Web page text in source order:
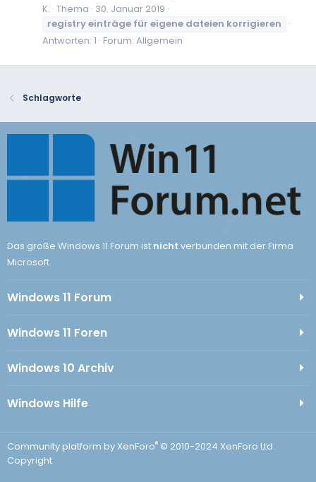
K. Thema 30. Januar 2019
registryeinträge für eigene dateien korrigieren
Antworten: 1 Forum: Allgemein
Schlagworte
Das große Windows 11 Forum ist nicht verbunden mit der Firma
Microsoft.
Windows 11 Forum
Windows 11 Foren
Windows 10 Archiv
Windows Hilfe
Community platform by XenForo® © 2010-2024 XenForo Ltd.
Copyright